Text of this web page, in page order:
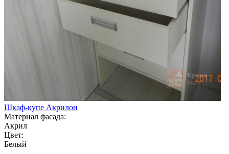
Шкаф-купе Акрилон
Материал фасада:
Акрил
Цвет:
Белый